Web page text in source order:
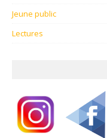
Jeune public
Lectures